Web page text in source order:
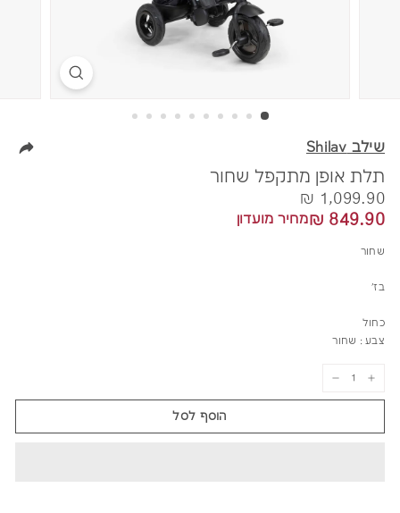
שילב Shilav
תלת אופן מתקפל שחור
מחיר
1,099.90 ₪
₪
849.90 ₪
849.90
מחיר מועדון
שחור
בז'
כחול
צבע : שחור
הוסף לסל